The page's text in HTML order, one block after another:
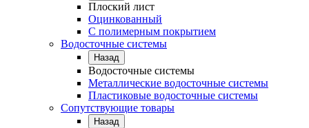
Плоский лист
Оцинкованный
С полимерным покрытием
Водосточные системы
Назад
Водосточные системы
Металлические водосточные системы
Пластиковые водосточные системы
Сопутствующие товары
Назад